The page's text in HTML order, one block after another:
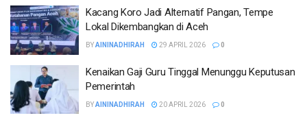
Kacang Koro Jadi Alternatif Pangan, Tempe
Lokal Dikembangkan di Aceh
BYAININADHIRAH 29 APRIL 2026 0
Kenaikan Gaji Guru Tinggal Menunggu Keputusan
Pemerintah
BYAININADHIRAH 20 APRIL 2026 0